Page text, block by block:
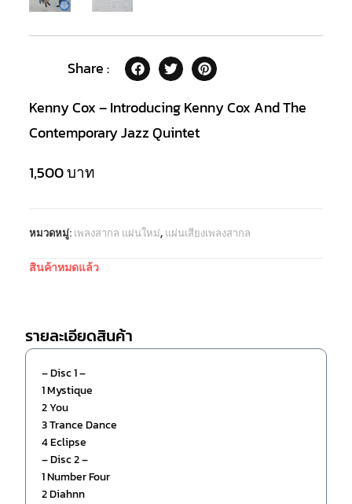
Share :
Kenny Cox – Introducing Kenny Cox And The
Contemporary Jazz Quintet
1,500บาท
หมวดหมู่: เพลงสากล แผ่นใหม่, แผ่นเสียงเพลงสากล
สินค้าหมดแล้ว
รายละเอียดสินค้า
– Disc 1 –
1 Mystique
2 You
3 Trance Dance
4 Eclipse
– Disc 2 –
1 Number Four
2 Diahnn